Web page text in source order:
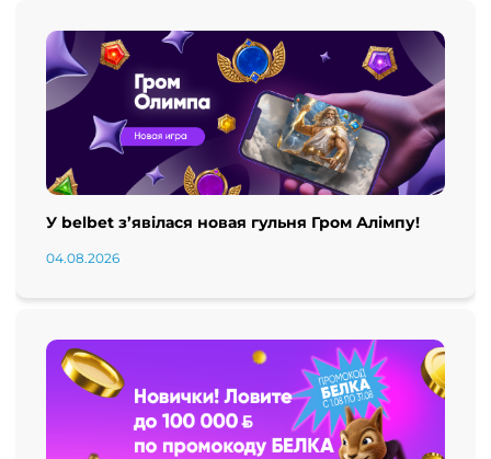
У belbet з’явілася новая гульня Гром Алімпу!
04.08.2026